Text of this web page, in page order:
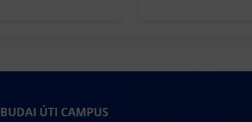
BUDAI ÚTI CAMPUS